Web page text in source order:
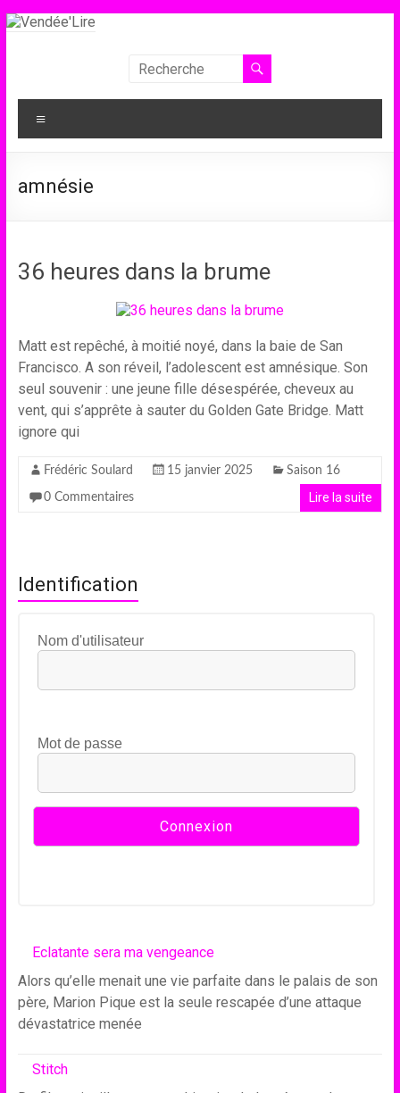
Aller
Vendée'Lire
Le
prix
collégiens
amnésie
36 heures dans la brume
Matt est repêché, à moitié noyé, dans la baie de San
Francisco. A son réveil, l’adolescent est amnésique. Son
seul souvenir : une jeune fille désespérée, cheveux au
vent, qui s’apprête à sauter du Golden Gate Bridge. Matt
ignore qui
Frédéric Soulard 15 janvier 2025 Saison 16
0 Commentaires Lire la suite
Identification
Nom d'utilisateur
Mot de passe
Eclatante sera ma vengeance
Alors qu’elle menait une vie parfaite dans le palais de son
père, Marion Pique est la seule rescapée d’une attaque
dévastatrice menée
Stitch